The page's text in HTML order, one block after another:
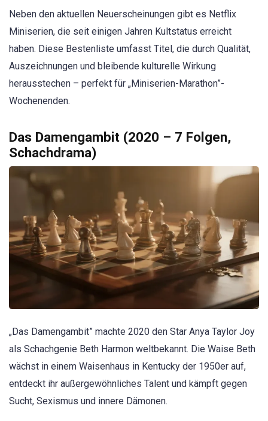
Neben den aktuellen Neuerscheinungen gibt es Netflix
Miniserien, die seit einigen Jahren Kultstatus erreicht
haben. Diese Bestenliste umfasst Titel, die durch Qualität,
Auszeichnungen und bleibende kulturelle Wirkung
herausstechen – perfekt für „Miniserien-Marathon”-
Wochenenden.
Das Damengambit (2020 – 7 Folgen,
Schachdrama)
„Das Damengambit” machte 2020 den Star Anya Taylor Joy
als Schachgenie Beth Harmon weltbekannt. Die Waise Beth
wächst in einem Waisenhaus in Kentucky der 1950er auf,
entdeckt ihr außergewöhnliches Talent und kämpft gegen
Sucht, Sexismus und innere Dämonen.